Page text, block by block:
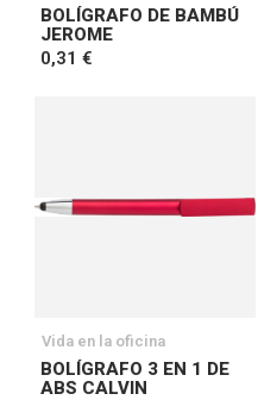
BOLÍGRAFO DE BAMBÚ
JEROME
0,31 €
Vida en la oficina
BOLÍGRAFO 3 EN 1 DE
ABS CALVIN